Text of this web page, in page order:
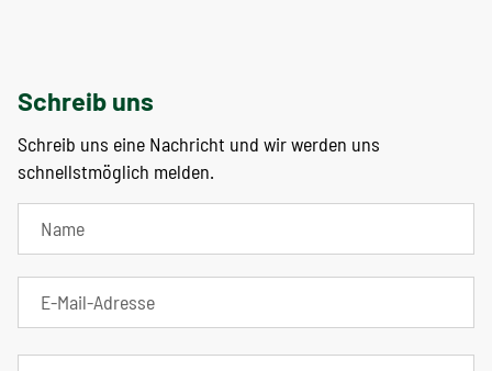
Schreib uns
Schreib uns eine Nachricht und wir werden uns
schnellstmöglich melden.